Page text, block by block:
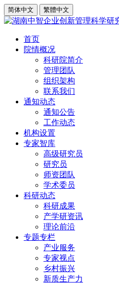
简体中文 繁體中文
首页
院情概况
科研院简介
管理团队
组织架构
联系我们
通知动态
通知公告
工作动态
机构设置
专家智库
高级研究员
研究员
师资团队
学术委员
科研动态
科研成果
产学研资讯
理论前沿
专题专栏
产业服务
专家视点
乡村振兴
新质生产力